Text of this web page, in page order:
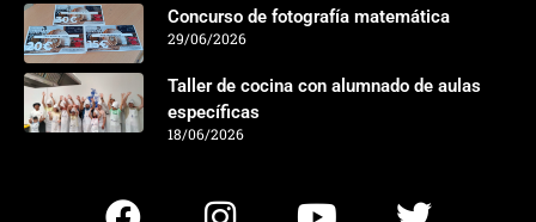
Concurso de fotografía matemática
29/06/2026
Taller de cocina con alumnado de aulas
específicas
18/06/2026